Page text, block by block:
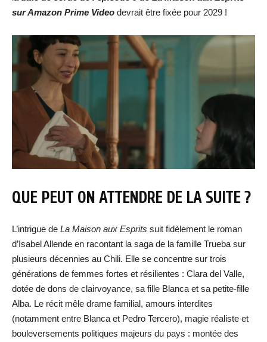
sur Amazon Prime Video devrait être fixée pour 2029 !
QUE PEUT ON ATTENDRE DE LA SUITE ?
L’intrigue de La Maison aux Esprits suit fidèlement le roman
d’Isabel Allende en racontant la saga de la famille Trueba sur
plusieurs décennies au Chili. Elle se concentre sur trois
générations de femmes fortes et résilientes : Clara del Valle,
dotée de dons de clairvoyance, sa fille Blanca et sa petite-fille
Alba. Le récit mêle drame familial, amours interdites
(notamment entre Blanca et Pedro Tercero), magie réaliste et
bouleversements politiques majeurs du pays : montée des